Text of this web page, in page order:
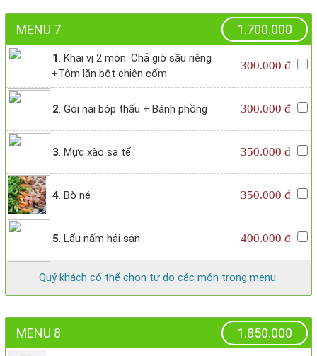
MENU 7 1.700.000
1. Khai vị 2 món: Chả giò sầu riêng
+Tôm lăn bột chiên cốm
300.000 đ
2. Gói nai bóp thấu + Bánh phồng 300.000 đ
3. Mực xào sa tế 350.000 đ
4. Bò né 350.000 đ
5. Lẩu nấm hải sản 400.000 đ
Quý khách có thể chọn tự do các món trong menu.
MENU 8 1.850.000